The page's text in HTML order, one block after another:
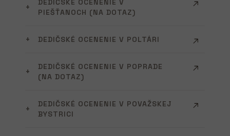
DEDIČSKÉ OCENENIE V
PIEŠŤANOCH (NA DOTAZ)
DEDIČSKÉ OCENENIE V POLTÁRI
DEDIČSKÉ OCENENIE V POPRADE
(NA DOTAZ)
DEDIČSKÉ OCENENIE V POVAŽSKEJ
BYSTRICI